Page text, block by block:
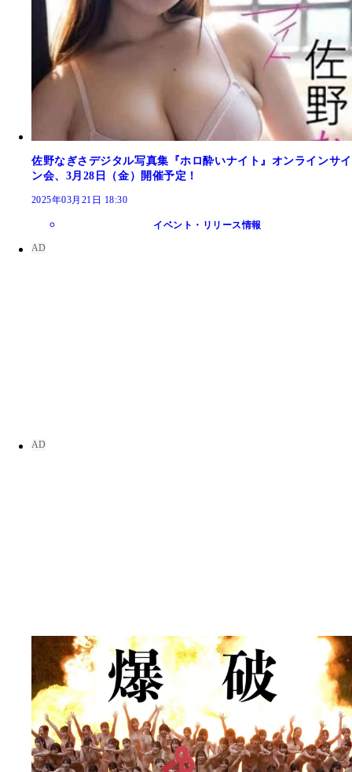
佐野なぎさデジタル写真集『ホロ酔いナイト』オンラインサイ
ン会、3月28日（金）開催予定！
2025年03月21日 18:30
イベント・リリース情報